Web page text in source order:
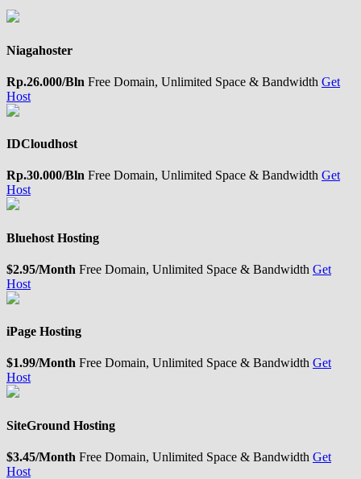
Niagahoster
Rp.26.000/Bln Free Domain, Unlimited Space & Bandwidth Get
Host
IDCloudhost
Rp.30.000/Bln Free Domain, Unlimited Space & Bandwidth Get
Host
Bluehost Hosting
$2.95/Month Free Domain, Unlimited Space & Bandwidth Get
Host
iPage Hosting
$1.99/Month Free Domain, Unlimited Space & Bandwidth Get
Host
SiteGround Hosting
$3.45/Month Free Domain, Unlimited Space & Bandwidth Get
Host